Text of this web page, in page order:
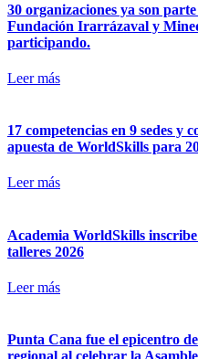
30 organizaciones ya son
Fundación Irarrázaval y
participando.
Leer más
17 competencias en 9 sedes y
apuesta de WorldSkills para
Leer más
Academia WorldSkills inscribe
talleres 2026
Leer más
Punta Cana fue el epicentro